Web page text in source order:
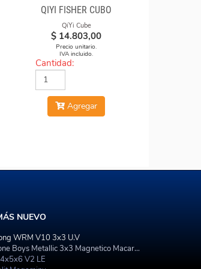
QIYI FISHER CUBO
QiYi Cube
$ 14.803,00
Precio unitario.
IVA incluido.
Cantidad:
Agregar
NUEVO
WRM V10 3x3 U.V
Cyclone Boys Metallic 3x3 Magnetico Macaron
V2 LE